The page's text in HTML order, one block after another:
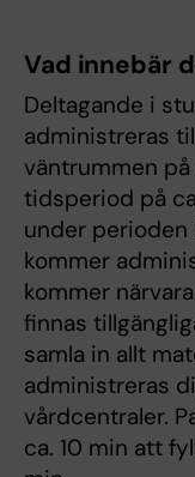
Vad innebär
Deltagande i
administreras
väntrummen
tidsperiod på
under
kommer
kommer
finnas
samla in allt
administreras
vårdcentraler.
ca. 10 min att